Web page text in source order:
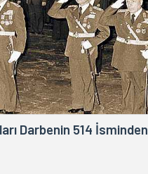
Darbenin 514 İsminden